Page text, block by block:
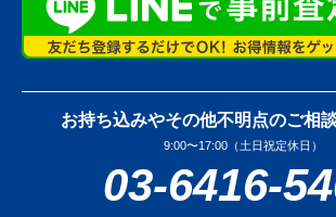
お持ち込みやその他不明点のご相
9:00〜17:00（土日祝定休日）
03-6416-